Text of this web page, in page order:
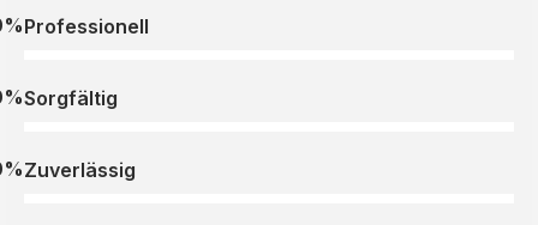
Professionell
Sorgfältig
Zuverlässig